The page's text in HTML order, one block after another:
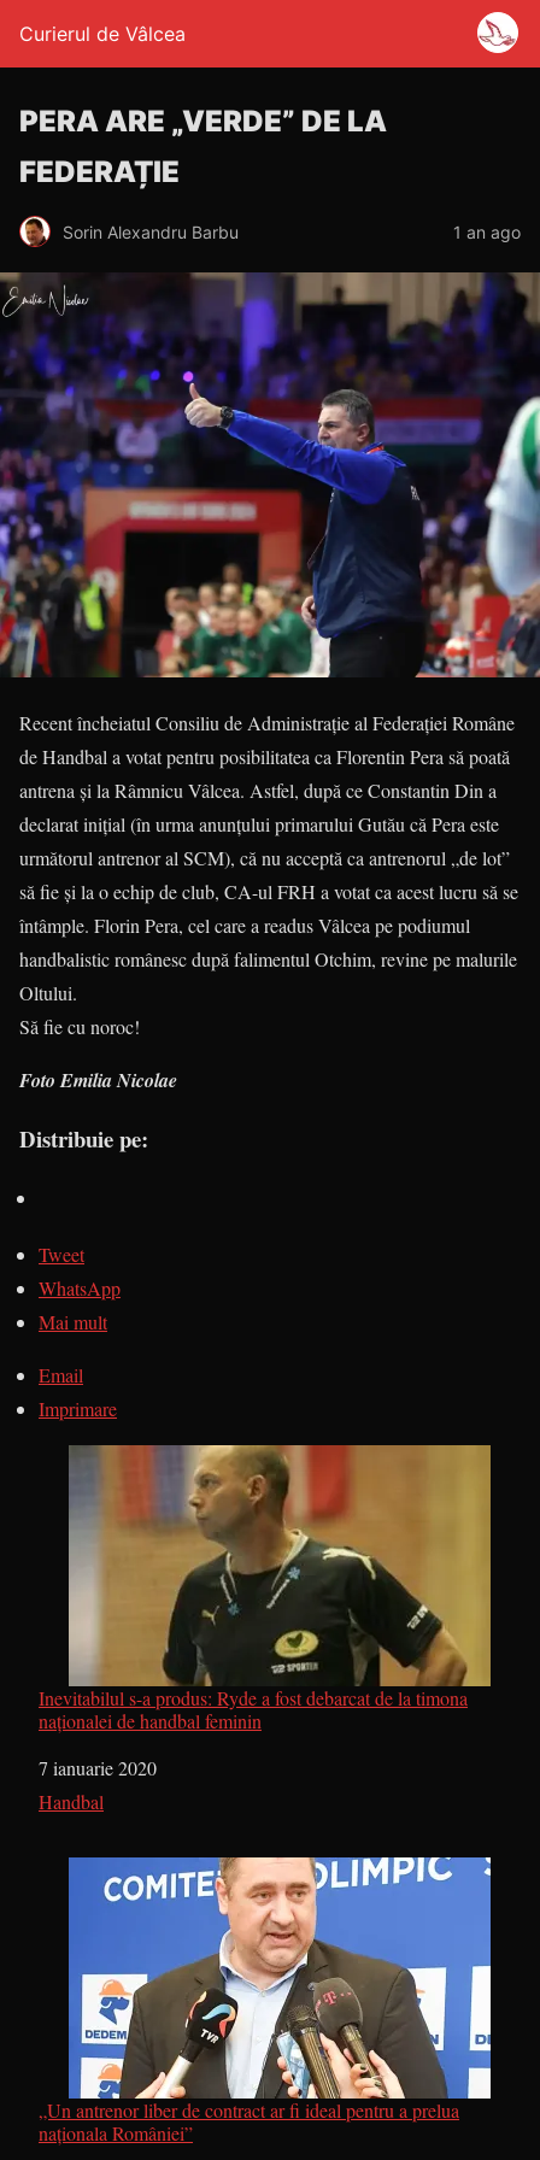
Curierul de Vâlcea
PERA ARE „VERDE” DE LA
FEDERAȚIE
Sorin Alexandru Barbu 1 an ago
Recent încheiatul Consiliu de Administrație al Federației Române
de Handbal a votat pentru posibilitatea ca Florentin Pera să poată
antrena și la Râmnicu Vâlcea. Astfel, după ce Constantin Din a
declarat inițial (în urma anunțului primarului Gutău că Pera este
următorul antrenor al SCM), că nu acceptă ca antrenorul „de lot”
să fie și la o echip de club, CA-ul FRH a votat ca acest lucru să se
întâmple. Florin Pera, cel care a readus Vâlcea pe podiumul
handbalistic românesc după falimentul Otchim, revine pe malurile
Oltului.
Să fie cu noroc!
Foto Emilia Nicolae
Distribuie pe:
Tweet
WhatsApp
Mai mult
Email
Imprimare
Inevitabilul s-a produs: Ryde a fost debarcat de la timona
naționalei de handbal feminin
Dată
7 ianuarie 2020
În legătură cu
Handbal
„Un antrenor liber de contract ar fi ideal pentru a prelua
naționala României”